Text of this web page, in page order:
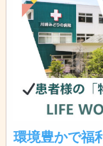
環境豊かで福